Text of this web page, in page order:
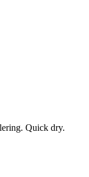
Quick dry.